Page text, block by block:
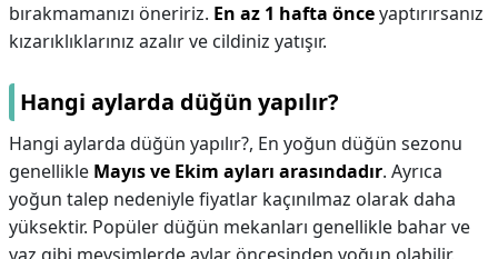
bırakmamanızı öneririz. En az 1 hafta önceyaptırırsanız
kızarıklıklarınız azalır ve cildiniz yatışır.
Hangi aylarda düğün yapılır?
Hangi aylarda düğün yapılır?, En yoğun düğün sezonu
genellikle Mayıs ve Ekim ayları arasındadır. Ayrıca
yoğun talep nedeniyle fiyatlar kaçınılmaz olarak daha
yüksektir. Popüler düğün mekanları genellikle bahar ve